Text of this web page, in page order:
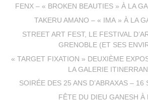
FENX – « BROKEN BEAUTIES » À LA
TAKERU AMANO – « IMA » À LA
STREET ART FEST, LE FESTIVAL
GRENOBLE (ET SES
« TARGET FIXATION » DEUXIÈME
LA GALERIE
SOIRÉE DES 25 ANS D’ABRAXAS – 16
FÊTE DU DIEU GANESH À